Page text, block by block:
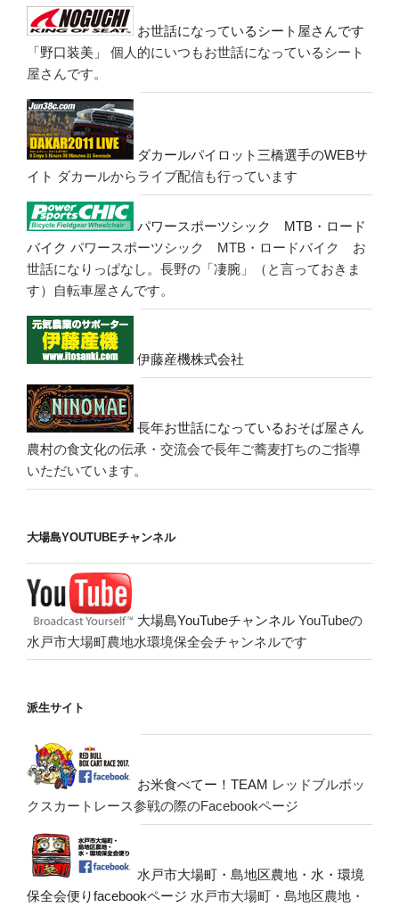
お世話になっているシート屋さんです
「野口装美」
個人的にいつもお世話になっているシート
屋さんです。
ダカールパイロット三橋選手のWEBサ
イト ダカールからライブ配信も行っています
パワースポーツシック MTB・ロード
バイク パワースポーツシック MTB・ロードバイク お
世話になりっぱなし。長野の「凄腕」（と言っておきま
す）自転車屋さんです。
伊藤産機株式会社
長年お世話になっているおそば屋さん
農村の食文化の伝承・交流会で長年ご蕎麦打ちのご指導
いただいています。
大場島YOUTUBEチャンネル
大場島YouTubeチャンネル YouTubeの
水戸市大場町農地水環境保全会チャンネルです
派生サイト
お米食べてー！TEAM レッドブルボッ
クスカートレース参戦の際のFacebookページ
水戸市大場町・島地区農地・水・環境
保全会便りfacebookページ 水戸市大場町・島地区農地・